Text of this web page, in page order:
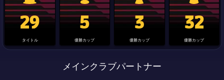
La Liga trophy
29
タイトル
Champions League trophy
5
優勝カップ
label.aria.clubworldcup
3
優勝カップ
国王杯
32
優勝カップ
メインクラブパートナー